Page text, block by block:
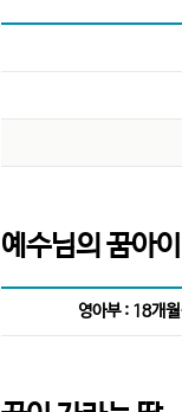
예수님의 꿈아이
영아부 : 18개